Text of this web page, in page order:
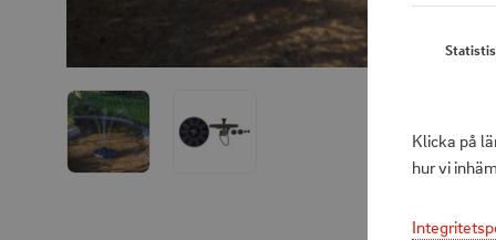
Klicka på
hur vi